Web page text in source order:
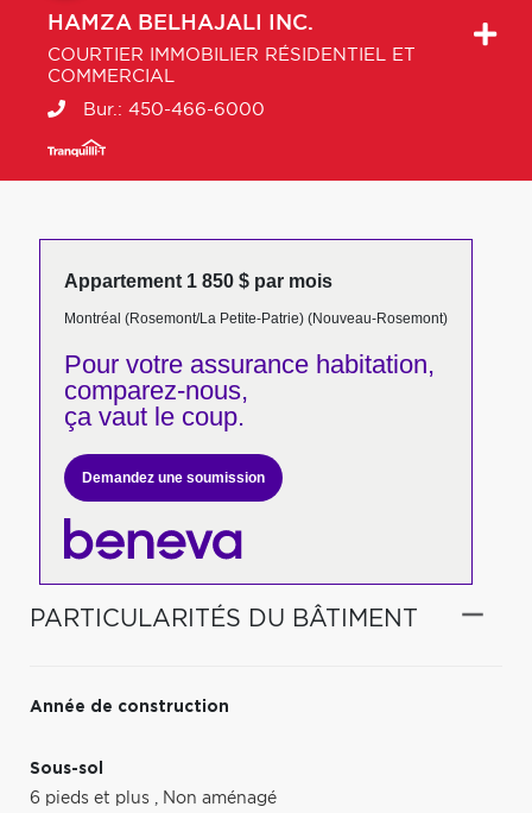
HAMZA BELHAJALI INC.
COURTIER IMMOBILIER RÉSIDENTIEL ET
COMMERCIAL
Bur.: 450-466-6000
Appartement 1 850 $ par mois
Montréal (Rosemont/La Petite-Patrie) (Nouveau-Rosemont)
Pour votre assurance habitation,
comparez-nous,
ça vaut le coup.
Demandez une soumission
PARTICULARITÉS DU BÂTIMENT
Année de construction
Sous-sol
6 pieds et plus , Non aménagé